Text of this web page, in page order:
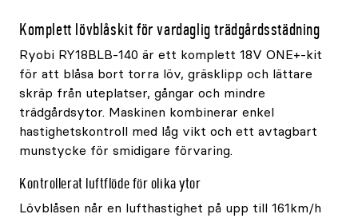
Komplett lövblåskit för vardaglig trädgårdsstädning
Ryobi RY18BLB-140 är ett komplett 18V ONE+-kit
för att blåsa bort torra löv, gräsklipp och lättare
skräp från uteplatser, gångar och mindre
trädgårdsytor. Maskinen kombinerar enkel
hastighetskontroll med låg vikt och ett avtagbart
munstycke för smidigare förvaring.
Kontrollerat luftflöde för olika ytor
Lövblåsen når en lufthastighet på upp till 161km/h